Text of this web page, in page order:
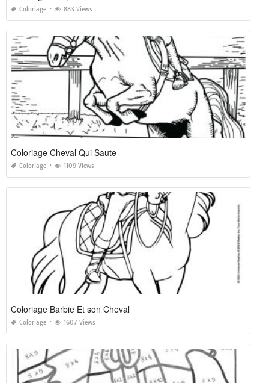
Coloriage 883 Views
Coloriage Cheval Qui Saute
Coloriage 1109 Views
Coloriage Barbie Et son Cheval
Coloriage 1607 Views